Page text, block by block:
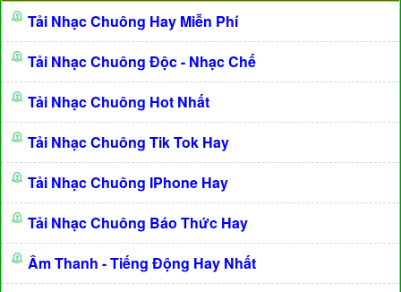
Tải Nhạc Chuông Hay Miễn Phí
Tải Nhạc Chuông Độc - Nhạc Chế
Tải Nhạc Chuông Hot Nhất
Tải Nhạc Chuông Tik Tok Hay
Tải Nhạc Chuông IPhone Hay
Tải Nhạc Chuông Báo Thức Hay
Âm Thanh - Tiếng Động Hay Nhất